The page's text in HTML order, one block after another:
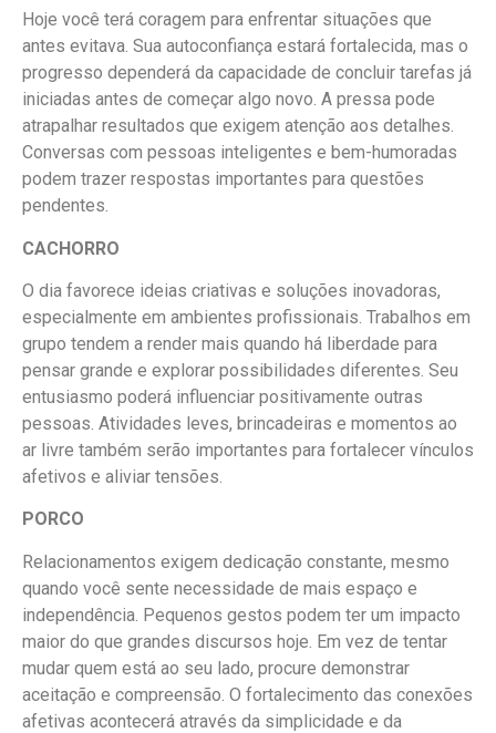
Hoje você terá coragem para enfrentar situações que
antes evitava. Sua autoconfiança estará fortalecida, mas o
progresso dependerá da capacidade de concluir tarefas já
iniciadas antes de começar algo novo. A pressa pode
atrapalhar resultados que exigem atenção aos detalhes.
Conversas com pessoas inteligentes e bem-humoradas
podem trazer respostas importantes para questões
pendentes.
CACHORRO
O dia favorece ideias criativas e soluções inovadoras,
especialmente em ambientes profissionais. Trabalhos em
grupo tendem a render mais quando há liberdade para
pensar grande e explorar possibilidades diferentes. Seu
entusiasmo poderá influenciar positivamente outras
pessoas. Atividades leves, brincadeiras e momentos ao
ar livre também serão importantes para fortalecer vínculos
afetivos e aliviar tensões.
PORCO
Relacionamentos exigem dedicação constante, mesmo
quando você sente necessidade de mais espaço e
independência. Pequenos gestos podem ter um impacto
maior do que grandes discursos hoje. Em vez de tentar
mudar quem está ao seu lado, procure demonstrar
aceitação e compreensão. O fortalecimento das conexões
afetivas acontecerá através da simplicidade e da